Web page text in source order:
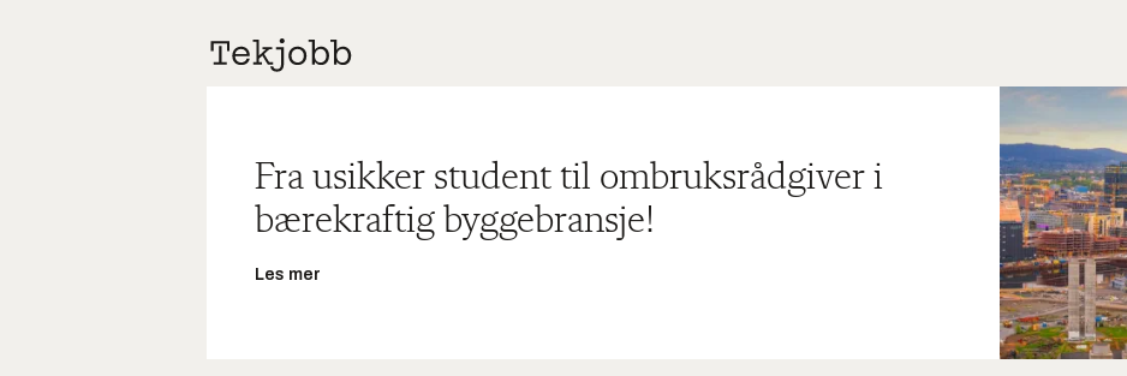
Fra usikker student til ombruksrådgiver i
bærekraftig byggebransje!
Les mer